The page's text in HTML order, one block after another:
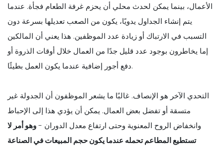
الأعمال، بينما يمكن لحدث محلي أن يحزم غرفة الطعام فجأة. عندما
يتم إنشاء الجداول يدويًا، يكون من الصعب تعديلها بسرعة دون
التسبب في الارتباك أو زيادة عدد الموظفين. هذا يعني أن المالكين
إما يخاطرون بوجود عدد قليل جدًا من العمال خلال أوقات الذروة أو
دفع أجور إضافية عندما يكون العمل بطيئًا.
التحدي الآخر هو الإنصاف. غالبًا ما يشعر الموظفون أن الجدولة غير
متسقة أو تفضل بعض العمال. يمكن أن يؤدي هذا إلى الإحباط
وانخفاض الروح المعنوية وحتى ارتفاع معدل الدوران -وهو أمر لا
تستطيع المطاعم تحمله عندما يكون حجم المبيعات في الصناعة